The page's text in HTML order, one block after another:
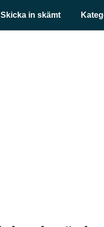
Skicka in skämt